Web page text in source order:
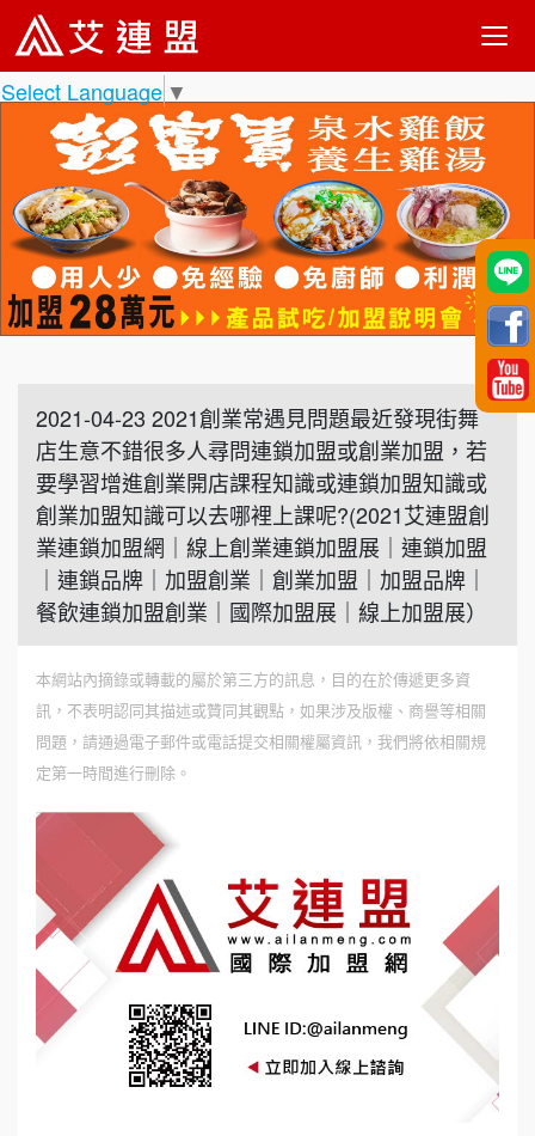
Select Language ▼
2021-04-23 2021創業常遇見問題最近發現街舞
店生意不錯很多人尋問連鎖加盟或創業加盟，若
要學習增進創業開店課程知識或連鎖加盟知識或
創業加盟知識可以去哪裡上課呢?(2021艾連盟創
業連鎖加盟網｜線上創業連鎖加盟展｜連鎖加盟
｜連鎖品牌｜加盟創業｜創業加盟｜加盟品牌｜
餐飲連鎖加盟創業｜國際加盟展｜線上加盟展）
本網站內摘錄或轉載的屬於第三方的訊息，目的在於傳遞更多資
訊，不表明認同其描述或贊同其觀點，如果涉及版權、商譽等相關
問題，請通過電子郵件或電話提交相關權屬資訊，我們將依相關規
定第一時間進行刪除。